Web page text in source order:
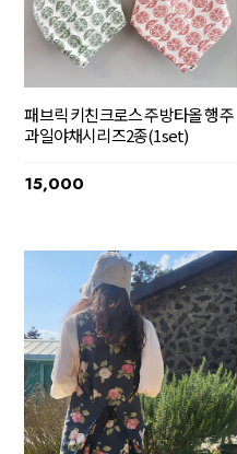
패브릭 키친크로스 주방타올 행주
과일야채시리즈2종(1set)
15,000